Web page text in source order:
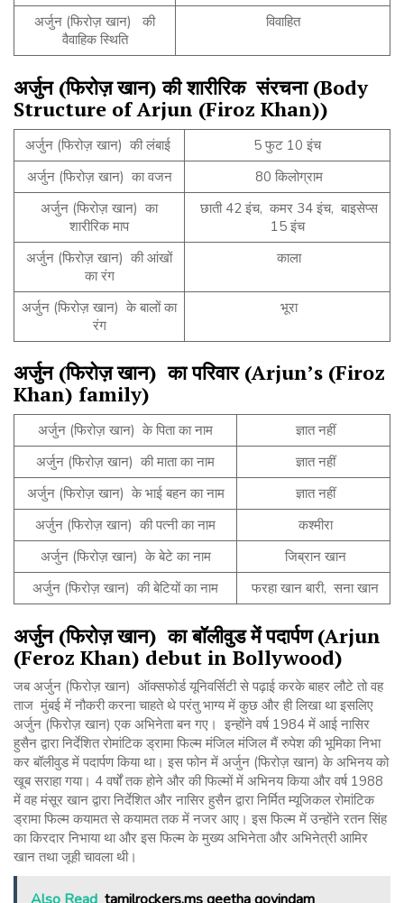
अर्जुन (फिरोज़ खान) की
वैवाहिक स्थिति
विवाहित
अर्जुन(फिरोज़ खान)की शारीरिक संरचना(Body
Structure of Arjun (Firoz Khan))
अर्जुन (फिरोज़ खान) की लंबाई
5 फुट 10 इंच
अर्जुन (फिरोज़ खान) का वजन
80 किलोग्राम
अर्जुन (फिरोज़ खान) का
शारीरिक माप
छाती 42 इंच, कमर 34 इंच, बाइसेप्स
15 इंच
अर्जुन (फिरोज़ खान) की आंखों
का रंग
काला
अर्जुन (फिरोज़ खान) के बालों का
रंग
भूरा
अर्जुन(फिरोज़ खान)का परिवार(Arjun’s (Firoz
Khan) family)
अर्जुन (फिरोज़ खान) के पिता का नाम
ज्ञात नहीं
अर्जुन (फिरोज़ खान) की माता का नाम
ज्ञात नहीं
अर्जुन (फिरोज़ खान) के भाई बहन का नाम
ज्ञात नहीं
अर्जुन (फिरोज़ खान) की पत्नी का नाम
कश्मीरा
अर्जुन (फिरोज़ खान) के बेटे का नाम
जिब्रान खान
अर्जुन (फिरोज़ खान) की बेटियों का नाम
फरहा खान बारी, सना खान
अर्जुन(फिरोज़ खान)का बॉलीवुड में पदार्पण(Arjun
(Feroz Khan) debut in Bollywood)
जब अर्जुन (फिरोज़ खान) ऑक्सफोर्ड यूनिवर्सिटी से पढ़ाई करके बाहर लौटे तो वह
ताज मुंबई में नौकरी करना चाहते थे परंतु भाग्य में कुछ और ही लिखा था इसलिए
अर्जुन (फिरोज़ खान) एक अभिनेता बन गए। इन्होंने वर्ष 1984 में आई नासिर
हुसैन द्वारा निर्देशित रोमांटिक ड्रामा फिल्म मंजिल मंजिल मैं रुपेश की भूमिका निभा
कर बॉलीवुड में पदार्पण किया था। इस फोन में अर्जुन (फिरोज़ खान) के अभिनय को
खूब सराहा गया। 4 वर्षों तक होने और की फिल्मों में अभिनय किया और वर्ष 1988
में वह मंसूर खान द्वारा निर्देशित और नासिर हुसैन द्वारा निर्मित म्यूजिकल रोमांटिक
ड्रामा फिल्म कयामत से कयामत तक में नजर आए। इस फिल्म में उन्होंने रतन सिंह
का किरदार निभाया था और इस फिल्म के मुख्य अभिनेता और अभिनेत्री आमिर
खान तथा जूही चावला थी।
Also Read tamilrockers.ms geetha govindam